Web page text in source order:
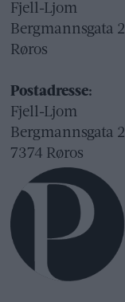
Fjell-Ljom
Bergmannsgata 2
Røros
Postadresse:
Fjell-Ljom
Bergmannsgata 2
7374 Røros